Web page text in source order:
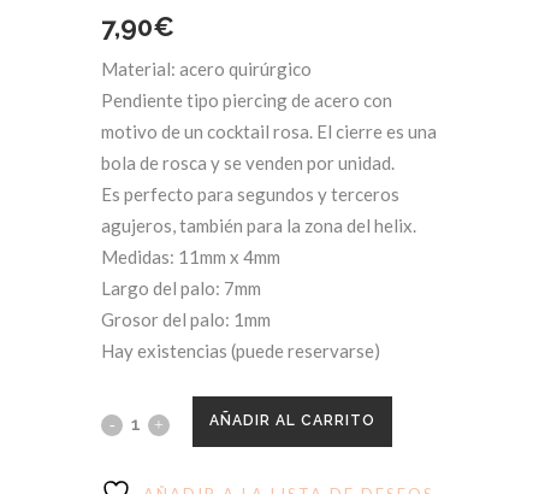
7,90€
Material: acero quirúrgico
Pendiente tipo piercing de acero con
motivo de un cocktail rosa. El cierre es una
bola de rosca y se venden por unidad.
Es perfecto para segundos y terceros
agujeros, también para la zona del helix.
Medidas: 11mm x 4mm
Largo del palo: 7mm
Grosor del palo: 1mm
Hay existencias (puede reservarse)
AÑADIR AL CARRITO